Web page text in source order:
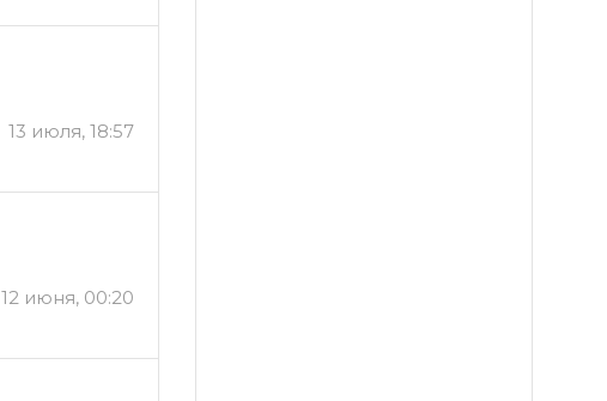
13 июля, 18:57
12 июня, 00:20